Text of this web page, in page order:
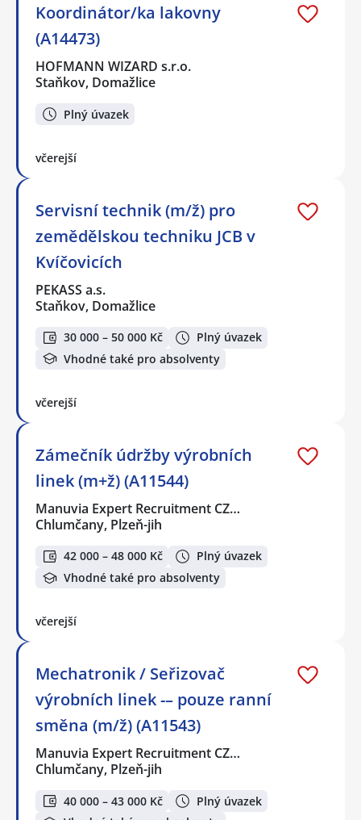
Koordinátor/ka lakovny
(A14473)
HOFMANN WIZARD s.r.o.
Staňkov, Domažlice
Plný úvazek
včerejší
Servisní technik (m/ž) pro
zemědělskou techniku JCB v
Kvíčovicích
PEKASS a.s.
Staňkov, Domažlice
30 000 – 50 000 Kč
Plný úvazek
Vhodné také pro absolventy
včerejší
Zámečník údržby výrobních
linek (m+ž) (A11544)
Manuvia Expert Recruitment CZ…
Chlumčany, Plzeň-jih
42 000 – 48 000 Kč
Plný úvazek
Vhodné také pro absolventy
včerejší
Mechatronik / Seřizovač
výrobních linek -– pouze ranní
směna (m/ž) (A11543)
Manuvia Expert Recruitment CZ…
Chlumčany, Plzeň-jih
40 000 – 43 000 Kč
Plný úvazek